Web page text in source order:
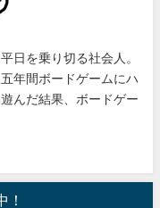
日を乗り切る社会人。
五年間ボードゲームにハ
んだ結果、ボードゲー
！